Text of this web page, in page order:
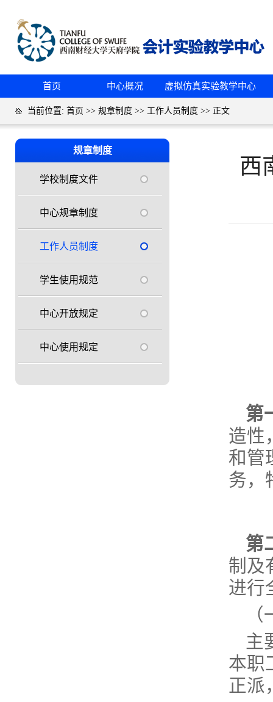
首页 中心概况 虚拟仿真实验教学中心
当前位置: 首页 >> 规章制度 >> 工作人员制度 >> 正文
规章制度
学校制度文件
中心规章制度
工作人员制度
学生使用规范
中心开放规定
中心使用规定
西
第
造性
和管
务，
第
制及
进行
主
本职
正派